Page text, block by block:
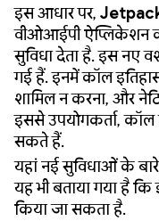
इस आधार पर,
वीओआईपी ऐप्लिकेशन
सुविधा देता है. इस नए
गई हैं. इनमें कॉल
शामिल न करना, और
इससे उपयोगकर्ता,
सकते हैं.
यहां नई सुविधाओं के बारे
यह भी बताया गया है
किया जा सकता है.